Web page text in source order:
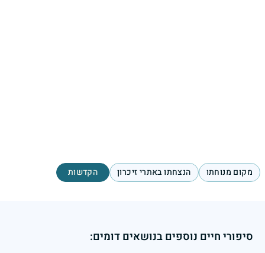
מקום מנוחתו הנצחתו באתרי זיכרון הקדשות
סיפורי חיים נוספים בנושאים דומים: